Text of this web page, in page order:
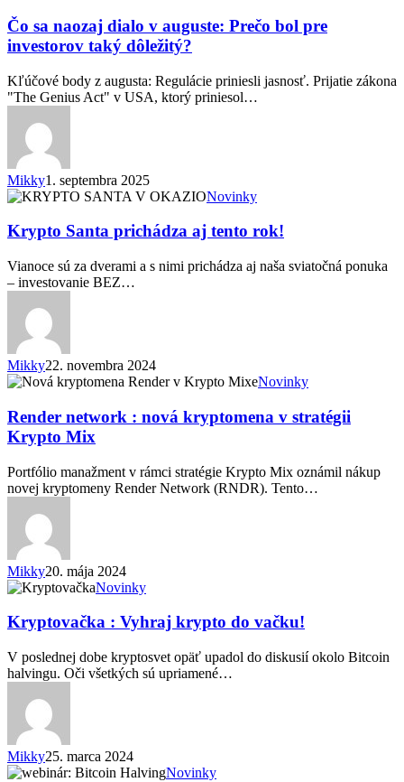
naozaj
dialo
v
Prečo
bol
investorov
taký
dôležitý?
Čo sa naozaj dialo v auguste: Prečo bol pre
investorov taký dôležitý?
Kľúčové body z augusta: Regulácie priniesli jasnosť. Prijatie zákona
"The Genius Act" v USA, ktorý priniesol…
Mikky1. septembra 2025
Krypto
prichádza
tento
rok!
Novinky
Krypto Santa prichádza aj tento rok!
Vianoce sú za dverami a s nimi prichádza aj naša sviatočná ponuka
– investovanie BEZ…
Mikky22. novembra 2024
Render
:
nová
kryptomena
stratégii
Krypto
Novinky
Render network : nová kryptomena v stratégii
Krypto Mix
Portfólio manažment v rámci stratégie Krypto Mix oznámil nákup
novej kryptomeny Render Network (RNDR). Tento…
Mikky20. mája 2024
Kryptovačka
Vyhraj
krypto
do
vačku!
Novinky
Kryptovačka : Vyhraj krypto do vačku!
V poslednej dobe kryptosvet opäť upadol do diskusií okolo Bitcoin
halvingu. Oči všetkých sú upriamené…
Mikky25. marca 2024
Webinár:
Novinky